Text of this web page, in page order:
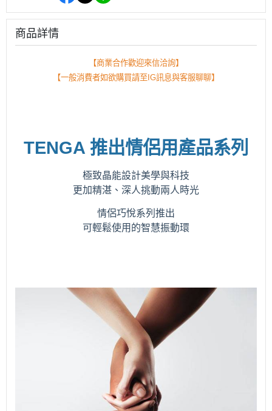
商品詳情
【商業合作歡迎來信洽詢】
【一般消費者如欲購買請至IG訊息與客服聊聊】
TENGA 推出情侶用產品系列
極致晶能設計美學與科技
更加精湛、深人挑動兩人時光
情侶巧悅系列推出
可輕鬆使用的智慧振動環